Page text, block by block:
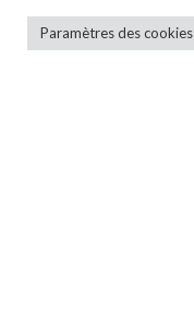
Paramètres des cookies